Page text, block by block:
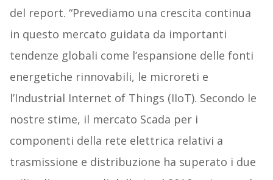
del report. “Prevediamo una crescita continua
in questo mercato guidata da importanti
tendenze globali come l’espansione delle fonti
energetiche rinnovabili, le microreti e
l’Industrial Internet of Things (IIoT). Secondo le
nostre stime, il mercato Scada per i
componenti della rete elettrica relativi a
trasmissione e distribuzione ha superato i due